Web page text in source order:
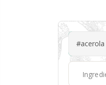
#acerola